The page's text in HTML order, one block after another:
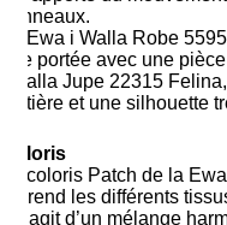
panneaux.
La Ewa i Walla Robe
être portée avec une
i Walla Jupe 22315
matière et une silhouette
Coloris
Le coloris Patch de la
reprend les différents
Il s’agit d’un mélange